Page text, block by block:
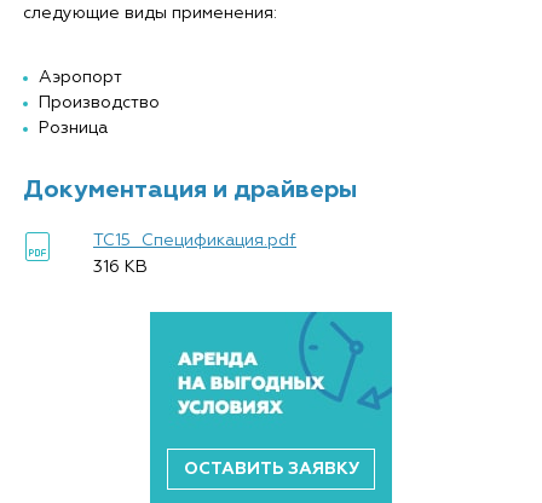
следующие виды применения:
Аэропорт
Производство
Розница
Документация и драйверы
TC15_Спецификация.pdf
316 KB
ОСТАВИТЬ ЗАЯВКУ